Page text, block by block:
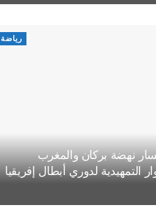
رياضة
نهضة بركان والمغرب
التمهيدية لدوري أبطال إفريقيا